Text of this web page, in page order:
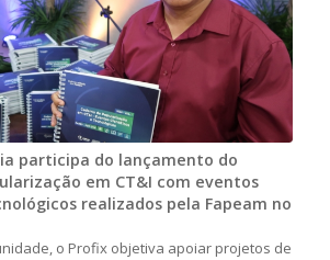
participa do lançamento do
em CT&I com eventos
realizados pela Fapeam no
o Profix objetiva apoiar projetos de